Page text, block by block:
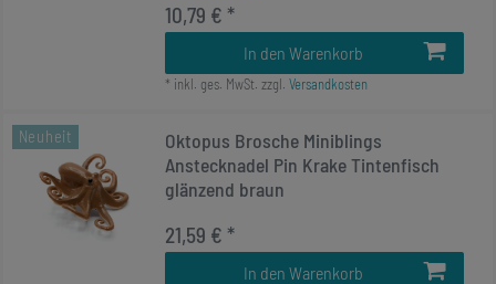
10,79 € *
In den Warenkorb
* inkl. ges. MwSt. zzgl. Versandkosten
Neuheit
Oktopus Brosche Miniblings
Anstecknadel Pin Krake Tintenfisch
glänzend braun
21,59 € *
In den Warenkorb